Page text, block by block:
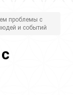
проблемы с
и событий